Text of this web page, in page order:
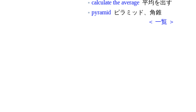
calculate the average 平均を出す
pyramid ピラミッド、角錐
＜ 一覧 ＞